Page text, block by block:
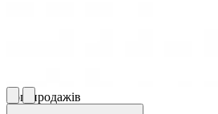
Топ продажів